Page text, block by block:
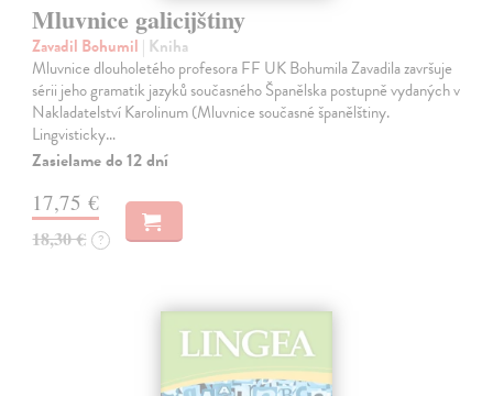
Mluvnice galicijštiny
Zavadil Bohumil | Kniha
Mluvnice dlouholetého profesora FF UK Bohumila Zavadila završuje
sérii jeho gramatik jazyků současného Španělska postupně vydaných v
Nakladatelství Karolinum (Mluvnice současné španělštiny.
Lingvisticky…
Zasielame do 12 dní
17,75 €
18,30 € ?